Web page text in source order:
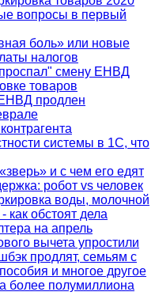
вопросы в первый
боль» или новые
налогов
смену ЕНВД
товаров
продлен
системы в 1С, что
и с чем его едят
робот vs человек
воды, молочной
как обстоят дела
на апрель
вычета упростили
продлят, семьям с
и многое другое
более полумиллиона